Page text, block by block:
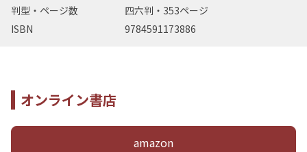
判型・ページ数
四六判・353ページ
ISBN
9784591173886
オンライン書店
amazon